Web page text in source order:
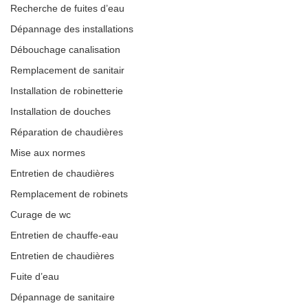
Recherche de fuites d’eau
Dépannage des installations
Débouchage canalisation
Remplacement de sanitair
Installation de robinetterie
Installation de douches
Réparation de chaudières
Mise aux normes
Entretien de chaudières
Remplacement de robinets
Curage de wc
Entretien de chauffe-eau
Entretien de chaudières
Fuite d’eau
Dépannage de sanitaire